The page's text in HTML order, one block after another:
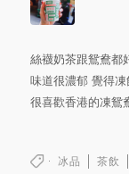
絲襪奶茶跟鴛鴦都
味道很濃郁 覺得
很喜歡香港的凍鴛
冰品 茶飲